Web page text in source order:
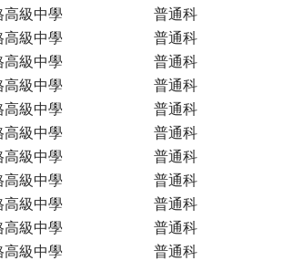
高級中學
普通科
高級中學
普通科
高級中學
普通科
高級中學
普通科
高級中學
普通科
高級中學
普通科
高級中學
普通科
高級中學
普通科
高級中學
普通科
高級中學
普通科
高級中學
普通科